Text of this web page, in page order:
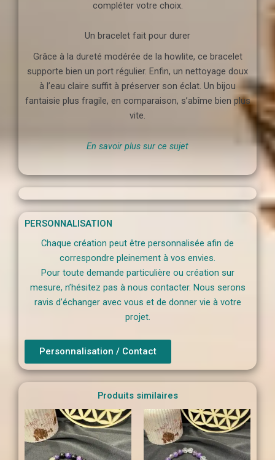
compléter votre choix.
Un bracelet fait pour durer
Grâce à la dureté modérée de la howlite, ce bracelet
supporte bien un port régulier. Enfin, un nettoyage doux
à l’eau claire suffit à préserver son éclat. Un bijou
fantaisie plus fragile, en comparaison, s’abîme bien plus
vite.
En savoir plus sur ce sujet
PERSONNALISATION
Chaque création peut être personnalisée afin de
correspondre pleinement à vos envies.
Pour toute demande particulière ou création sur
mesure, n’hésitez pas à nous contacter. Nous serons
ravis d’échanger avec vous et de donner vie à votre
projet.
Personnalisation / Contact
Produits similaires